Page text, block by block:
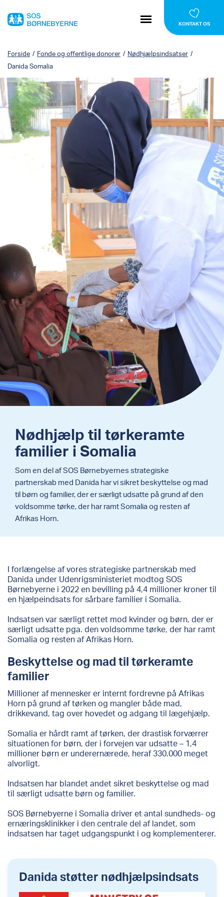
KONTAKT OS
Forside / Fonde og offentlige donorer / Nødhjælpsindsatser /
Danida Somalia
Nødhjælp til tørkeramte
familier i Somalia
Som en del af SOS Børnebyernes strategiske
partnerskab med Danida har vi sikret beskyttelse og mad
til børn og familier, der er særligt udsatte på grund af den
voldsomme tørke, der har ramt Somalia og resten af
Afrikas Horn.
I forlængelse af vores strategiske partnerskab med
Danida under Udenrigsministeriet modtog SOS
Børnebyerne i 2022 en bevilling på 4,4 millioner kroner til
en hjælpeindsats for sårbare familier i Somalia.
Indsatsen var særligt rettet mod kvinder og børn, der er
særligt udsatte pga. den voldsomme tørke, der har ramt
Somalia og resten af Afrikas Horn.
Beskyttelse og mad til tørkeramte
familier
Millioner af mennesker er internt fordrevne på Afrikas
Horn på grund af tørken og mangler både mad,
drikkevand, tag over hovedet og adgang til lægehjælp.
Somalia er hårdt ramt af tørken, der drastisk forværrer
situationen for børn, der i forvejen var udsatte – 1,4
millioner børn er underernærede, heraf 330.000 meget
alvorligt.
Indsatsen har blandet andet sikret beskyttelse og mad
til særligt udsatte børn og familier.
SOS Børnebyerne i Somalia driver et antal sundheds- og
ernæringsklinikker i den centrale del af landet, som
indsatsen har taget udgangspunkt i og komplementerer.
Danida støtter nødhjælpsindsats